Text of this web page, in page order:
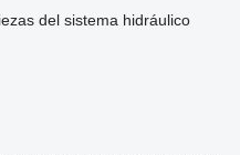
del sistema hidráulico